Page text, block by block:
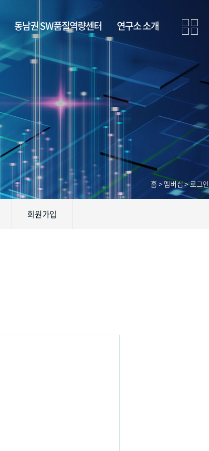
동남권 SW품질역량센터 연구소 소개
회원가입
홈 > 멤버십 > 로그인